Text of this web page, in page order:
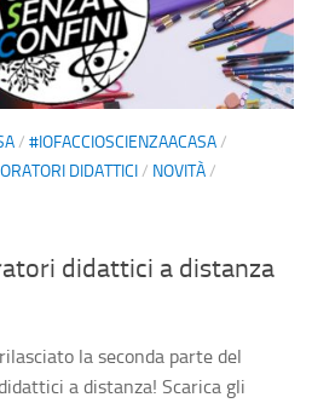
/ #IOFACCIOSCIENZAACASA/
DIDATTICI/ NOVITÀ/
didattici a distanza
la seconda parte del
a distanza! Scarica gli